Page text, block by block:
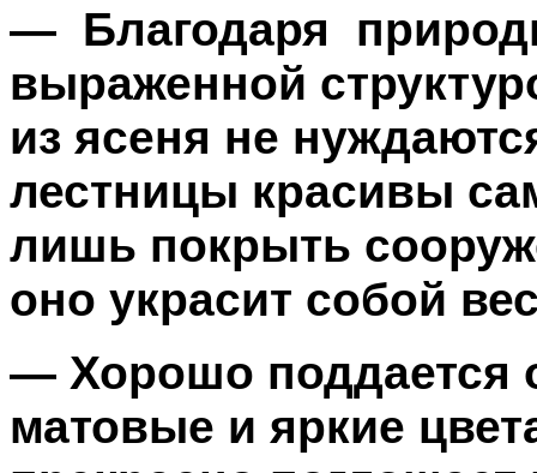
— Благодаря
выраженной
из ясеня не
лестницы красивы
лишь покрыть
оно украсит собой
— Хорошо поддается
матовые и яркие